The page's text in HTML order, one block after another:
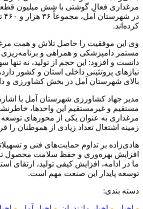
مرغداری فعال گوشتی با شش میلیون
کرده‌اند.
وی این موفقیت را حاصل تلاش و همت
مستمر دامپزشکی و همراهی و
دانست و افزود: این حجم از تولید، نه تنها
نیاز‌های پروتئینی داخلی استان و کشور
بالای شهرستان آمل در بخش کشاورزی و
مدیر جهاد کشاورزی شهرستان آمل با
مستقیم و غیرمستقیم این واحدها،
مرغداری به عنوان یکی از محور‌های
زمینه اشتغال تعداد زیادی از هموطنان را
هادی‌زاده بر تداوم حمایت‌های فنی و
افزایش بهره‌وری و حفظ سلامت محصول
ما در ادامه، افزایش کیفی تولید، ارتقای
توسعه پایدار این صنعت مهم است.
دسته بندی: